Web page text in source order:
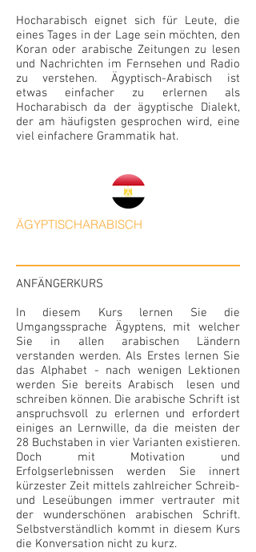
Hocharabisch eignet sich für Leute, die
eines Tages in der Lage sein möchten, den
Koran oder arabische Zeitungen zu lesen
und Nachrichten im Fernsehen und Radio
zu verstehen. Ägyptisch-Arabisch ist
etwas einfacher zu erlernen als
Hocharabisch da der ägyptische Dialekt,
der am häufigsten gesprochen wird, eine
viel einfachere Grammatik hat.
ÄGYPTISCHARABISCH
ANFÄNGERKURS
In diesem Kurs lernen Sie die
Umgangssprache Ägyptens, mit welcher
Sie in allen arabischen Ländern
verstanden werden. Als Erstes lernen Sie
das Alphabet - nach wenigen Lektionen
werden Sie bereits Arabisch lesen und
schreiben können. Die arabische Schrift ist
anspruchsvoll zu erlernen und erfordert
einiges an Lernwille, da die meisten der
28 Buchstaben in vier Varianten existieren.
Doch mit Motivation und
Erfolgserlebnissen werden Sie innert
kürzester Zeit mittels zahlreicher Schreib-
und Leseübungen immer vertrauter mit
der wunderschönen arabischen Schrift.
Selbstverständlich kommt in diesem Kurs
die Konversation nicht zu kurz.